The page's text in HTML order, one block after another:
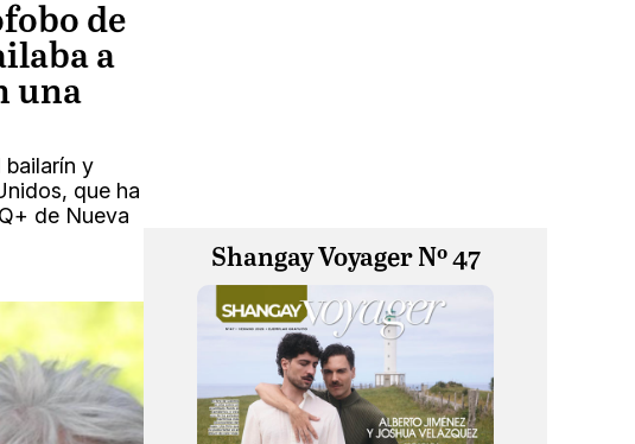
de
a
una
bailarín y
que ha
de Nueva
Shangay Voyager Nº 47